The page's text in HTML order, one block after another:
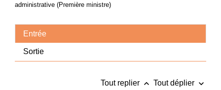
administrative (Première ministre)
Entrée
Sortie
Tout replier keyboard_arrow_up Tout déplier keyboard_arrow_down